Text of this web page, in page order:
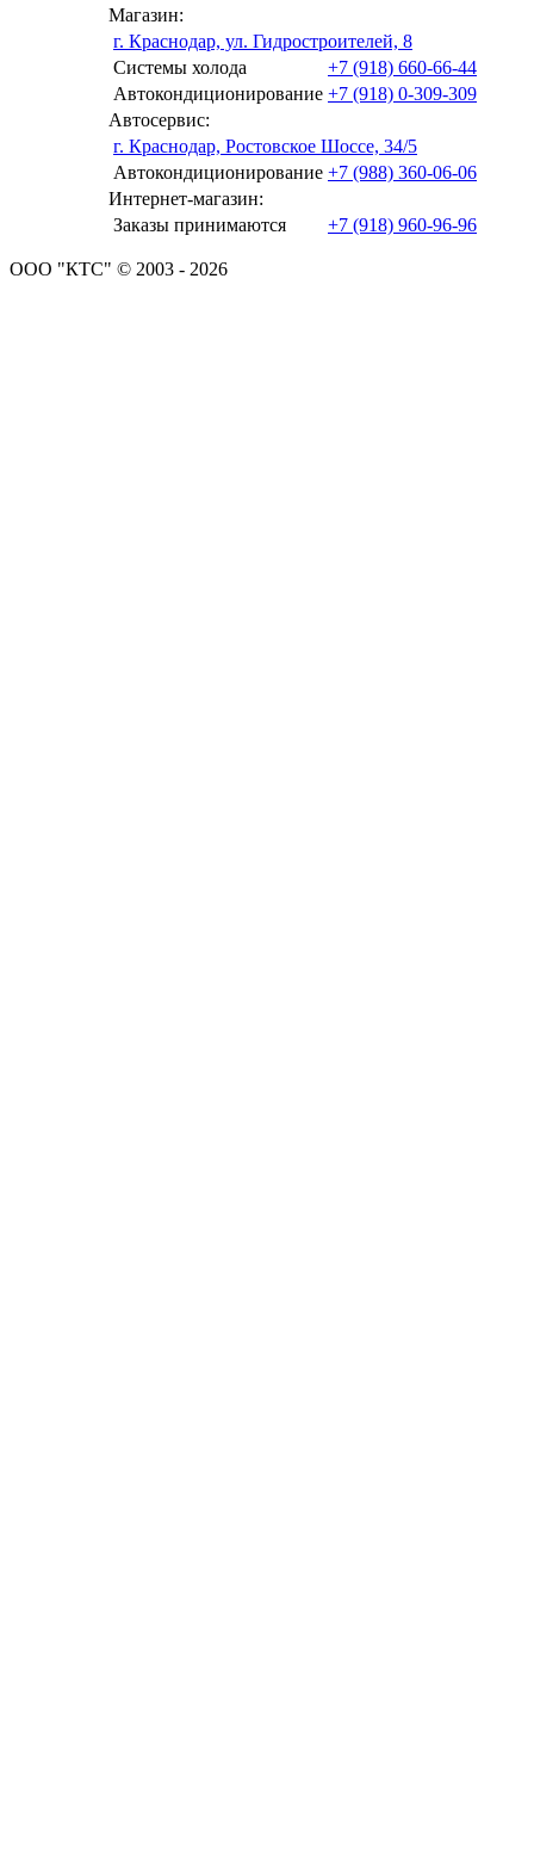
Магазин:
г. Краснодар, ул. Гидростроителей, 8
Системы холода
+7 (918) 660-66-44
Автокондиционирование +7 (918) 0-309-309
Автосервис:
г. Краснодар, Ростовское Шоссе, 34/5
Автокондиционирование +7 (988) 360-06-06
Интернет-магазин:
Заказы принимаются
+7 (918) 960-96-96
ООО "КТС" © 2003 - 2026